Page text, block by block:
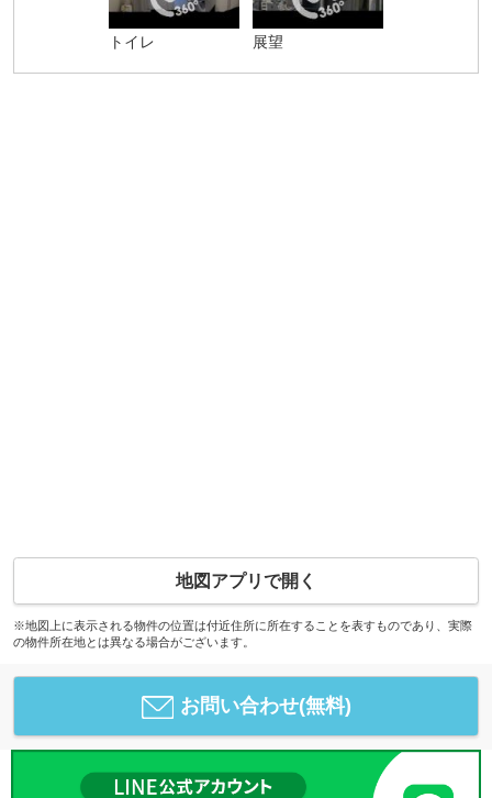
トイレ 展望
地図アプリで開く
※地図上に表示される物件の位置は付近住所に所在することを表すものであり、実際
の物件所在地とは異なる場合がございます。
お問い合わせ(無料)